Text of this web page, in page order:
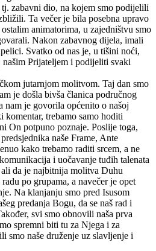
zabavni dio, na kojem smo podijelili
Ta večer je bila posebna upravo
animatorima, u zajedništvu smo
Nakon zabavnog dijela, imali
Svatko od nas je, u tišini noći,
Prijateljem i podijeliti svaki
jutarnjom molitvom. Taj dan smo
je došla bivša članica područnog
je govorila općenito o našoj
komentar, trebamo samo hoditi
On potpuno poznaje. Poslije toga,
naše Frame, Ante
kako trebamo raditi srcem, a ne
i uočavanje tuđih talenata
da je najbitnija molitva Duhu
po grupama, a navečer je opet
Na klanjanju smo pred Isusom
predanja Bogu, da se naš rad i
svi smo obnovili naša prva
spremni biti tu za Njega i za
smo naše druženje uz slavljenje i